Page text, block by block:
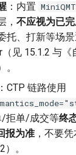
：内置
， 不应视为已
托、打新等场
见 15.1.2 与
：CTP 链路使用
拒单/成交等终
报为准 ，不要
。